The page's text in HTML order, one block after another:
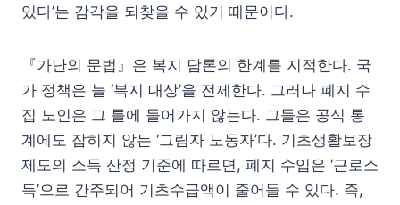
있다’는 감각을 되찾을 수 있기 때문이다.
『가난의 문법』은 복지 담론의 한계를 지적한다. 국
가 정책은 늘 ‘복지 대상’을 전제한다. 그러나 폐지 수
집 노인은 그 틀에 들어가지 않는다. 그들은 공식 통
계에도 잡히지 않는 ‘그림자 노동자’다. 기초생활보장
제도의 소득 산정 기준에 따르면, 폐지 수입은 ‘근로소
득’으로 간주되어 기초수급액이 줄어들 수 있다. 즉,